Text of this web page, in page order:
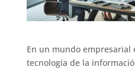
En un mundo empresarial
tecnología de la